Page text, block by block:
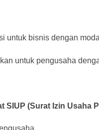
untuk bisnis dengan
untuk pengusaha
SIUP (Surat Izin Usaha